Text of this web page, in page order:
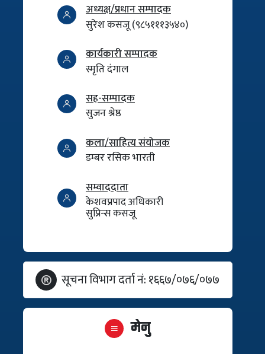
अध्यक्ष/प्रधान सम्पादक
सुरेश कसजू (९८५१११३५४०)
कार्यकारी सम्पादक
स्मृति दंगाल
सह-सम्पादक
सुजन श्रेष्ठ
कला/साहित्य संयोजक
डम्बर रसिक भारती
सम्वाददाता
केशवप्रपाद अधिकारी
सुप्रिन्स कसजू
सूचना विभाग दर्ता नं: १६६७/०७६/०७७
मेनु